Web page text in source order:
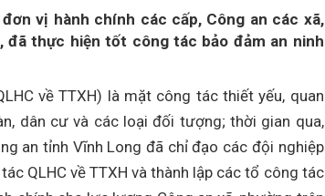
vị hành chính các cấp, Công an các xã,
thực hiện tốt công tác bảo đảm an ninh
về TTXH) là mặt công tác thiết yếu, quan
dân cư và các loại đối tượng; thời gian qua,
an tỉnh Vĩnh Long đã chỉ đạo các đội nghiệp
QLHC về TTXH và thành lập các tổ công tác